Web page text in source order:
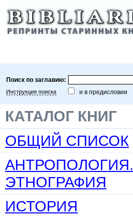
Поиск по заглавию:
Инструкция поиска и в предисловии
КАТАЛОГ КНИГ
ОБЩИЙ СПИСОК
АНТРОПОЛОГИЯ.
ЭТНОГРАФИЯ
ИСТОРИЯ